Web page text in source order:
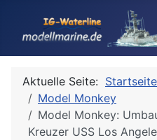
Aktuelle Seite: Startseite
Model Monkey
Model Monkey:
Kreuzer USS Los